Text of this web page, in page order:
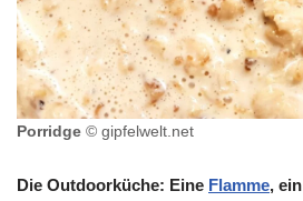
Porridge © gipfelwelt.net
Die Outdoorküche: Eine Flamme, ein